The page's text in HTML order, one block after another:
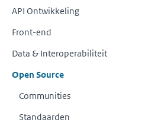
API Ontwikkeling
Front-end
Data & Interoperabiliteit
Open Source
Communities
Standaarden